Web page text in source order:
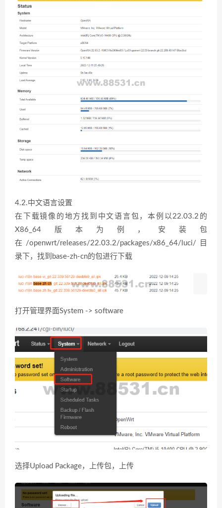
4.2.中文语言设置
在下载镜像的地方找到中文语言包，本例以22.03.2的
X86_64版本为例，安装包
在/openwrt/releases/22.03.2/packages/x86_64/luci/目
录下，找到base-zh-cn的包进行下载
打开管理界面System -> software
选择Upload Package，上传包，上传